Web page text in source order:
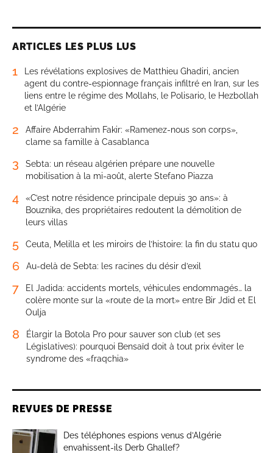
ARTICLES LES PLUS LUS
1
Les révélations explosives de Matthieu Ghadiri, ancien
agent du contre-espionnage français infiltré en Iran, sur les
liens entre le régime des Mollahs, le Polisario, le Hezbollah
et l’Algérie
2
Affaire Abderrahim Fakir: «Ramenez-nous son corps»,
clame sa famille à Casablanca
3
Sebta: un réseau algérien prépare une nouvelle
mobilisation à la mi-août, alerte Stefano Piazza
4
«C’est notre résidence principale depuis 30 ans»: à
Bouznika, des propriétaires redoutent la démolition de
leurs villas
5 Ceuta, Melilla et les miroirs de l’histoire: la fin du statu quo
6 Au-delà de Sebta: les racines du désir d’exil
7
El Jadida: accidents mortels, véhicules endommagés… la
colère monte sur la «route de la mort» entre Bir Jdid et El
Oulja
8
Élargir la Botola Pro pour sauver son club (et ses
Législatives): pourquoi Bensaïd doit à tout prix éviter le
syndrome des «fraqchia»
REVUES DE PRESSE
Des téléphones espions venus d’Algérie
envahissent-ils Derb Ghallef?